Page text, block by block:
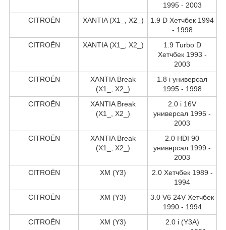
1995 - 2003
CITROËN
XANTIA (X1_, X2_)
1.9 D Хетчбек 1994
- 1998
CITROËN
XANTIA (X1_, X2_)
1.9 Turbo D
Хетчбек 1993 -
2003
CITROËN
XANTIA Break
(X1_, X2_)
1.8 i универсал
1995 - 1998
CITROËN
XANTIA Break
(X1_, X2_)
2.0 i 16V
универсал 1995 -
2003
CITROËN
XANTIA Break
(X1_, X2_)
2.0 HDI 90
универсал 1999 -
2003
CITROËN
XM (Y3)
2.0 Хетчбек 1989 -
1994
CITROËN
XM (Y3)
3.0 V6 24V Хетчбек
1990 - 1994
CITROËN
XM (Y3)
2.0 i (Y3A)